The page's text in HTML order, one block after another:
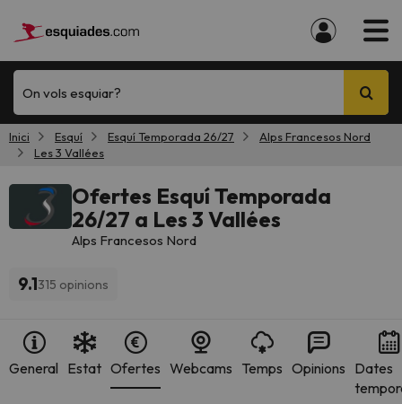
On vols esquiar?
Inici Esquí Esquí Temporada 26/27
Alps Francesos Nord
Les 3 Vallées
Ofertes Esquí Temporada
26/27 a Les 3 Vallées
Alps Francesos Nord
9.1315 opinions
General Estat Ofertes Webcams Temps Opinions Dates